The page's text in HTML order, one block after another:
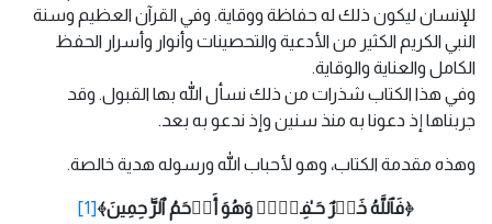
للإنسان ليكون ذلك له حفاظة ووقاية. وفي القرآن العظيم وسنة
النبي الكريم الكثير من الأدعية والتحصينات وأنوار وأسرار الحفظ
الكامل والعناية والوقاية.
وفي هذا الكتاب شذرات من ذلك نسأل الله بها القبول. وقد
جربناها إذ دعونا به منذ سنين وإذ ندعو به بعد.
وهذه مقدمة الكتاب، وهو لأحباب الله ورسوله هدية خالصة.
﴿فَٱللَّهُ خَیۡرٌ حَـٰفِظࣰاۖ وَهُوَ أَرۡحَمُ ٱلرَّ ٰ⁠حِمِینَ﴾[1]